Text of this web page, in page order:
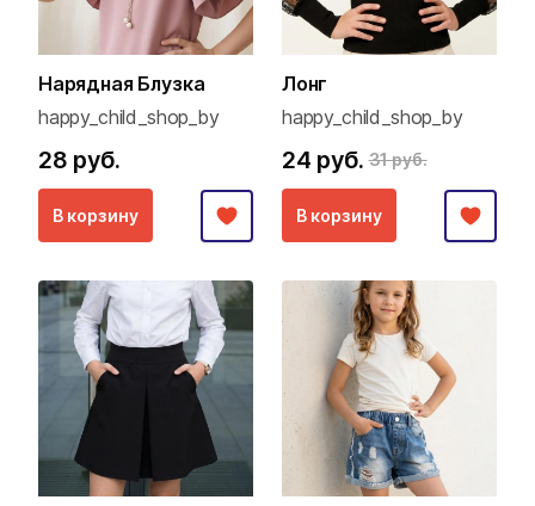
Нарядная Блузка
happy_child_shop_by
28 руб.
В корзину
Лонг
happy_child_shop_by
24 руб. 31 руб.
В корзину